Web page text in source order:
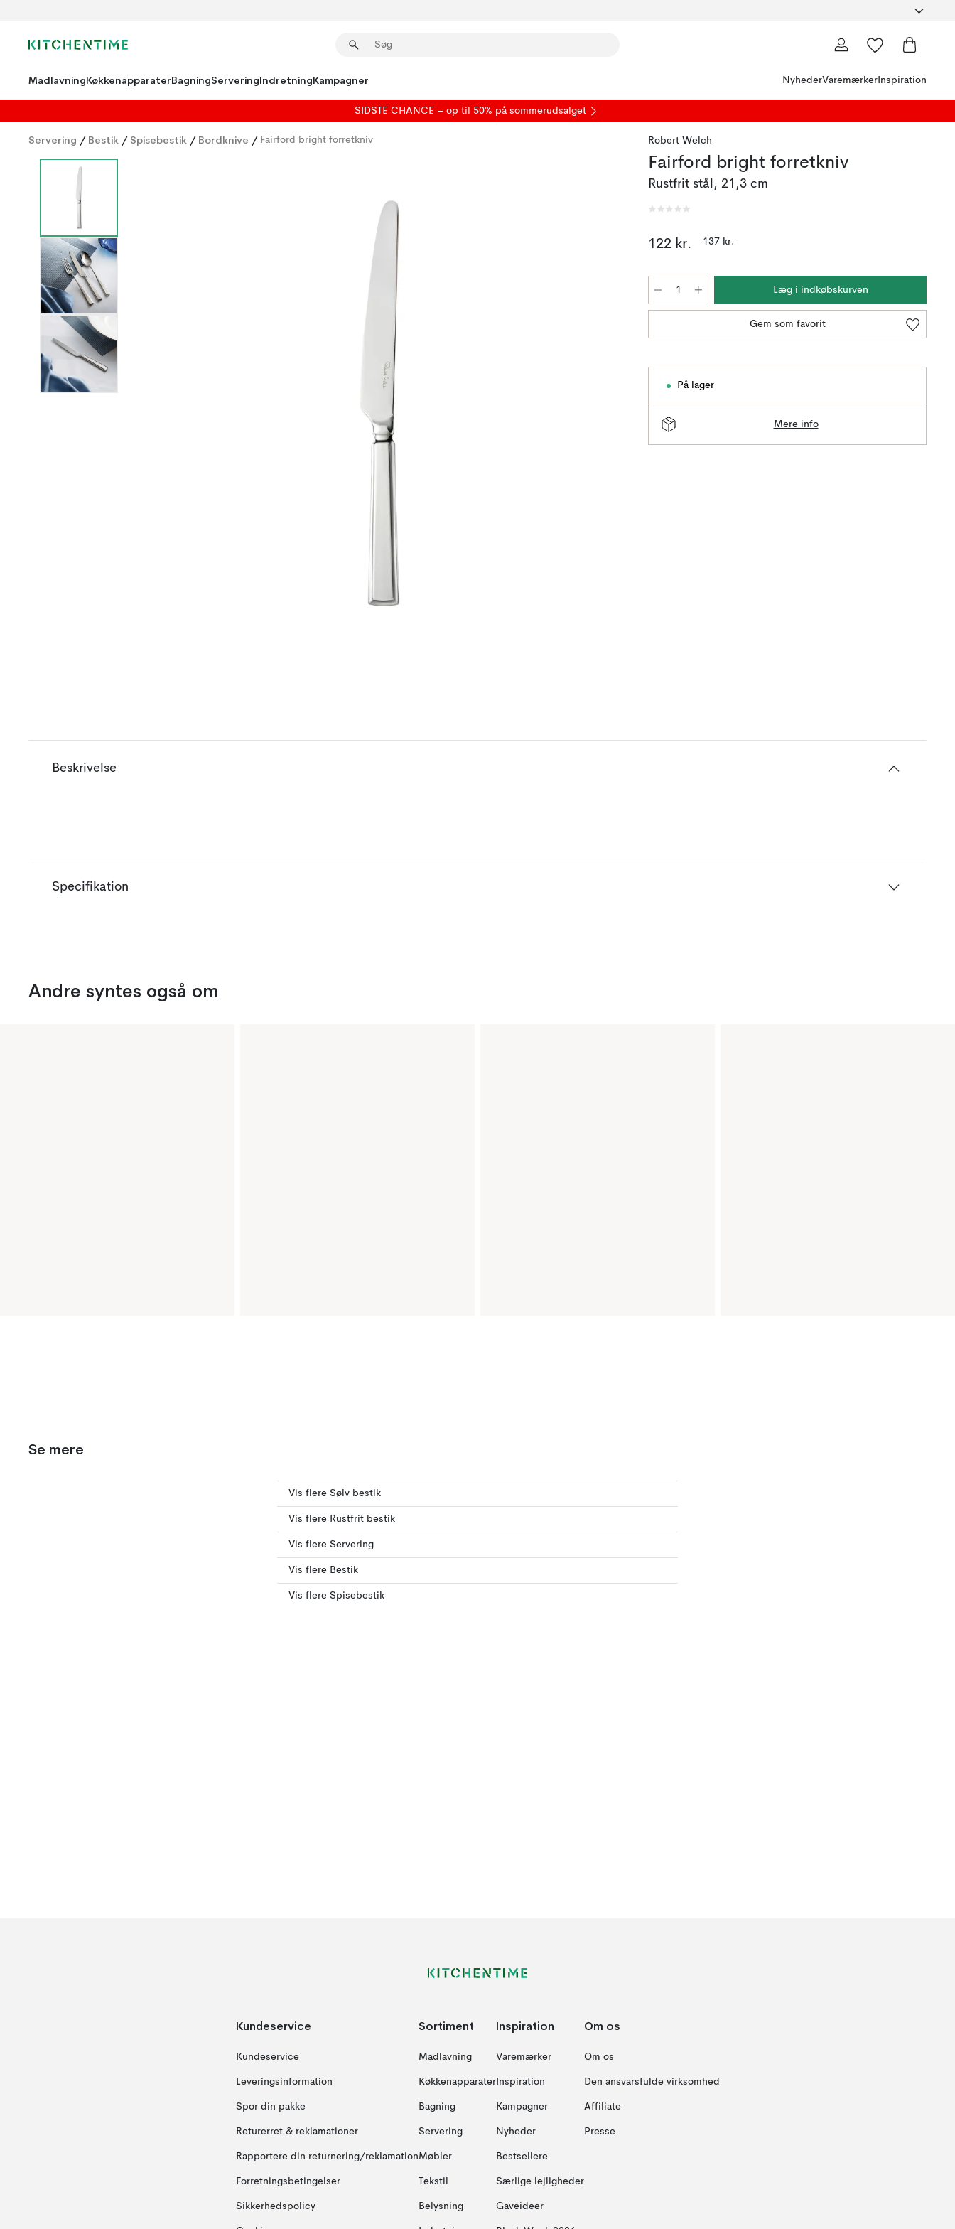
MadlavningKøkkenapparaterBagningServeringIndretningKampagner NyhederVaremærker Inspiration
SIDSTE CHANCE – op til 50% på sommerudsalget
Servering / Bestik / Spisebestik / Bordknive / Fairford bright forretkniv Robert Welch
Fairford bright forretkniv
Rustfrit stål, 21,3 cm
122 kr. 137 kr.
Læg i indkøbskurven
Gem som favorit
På lager
Mere info
Beskrivelse
Specifikation
Andre syntes også om
Se mere
Vis flere Sølv bestik
Vis flere Rustfrit bestik
Vis flere Servering
Vis flere Bestik
Vis flere Spisebestik
Kundeservice
Kundeservice
Leveringsinformation
Spor din pakke
Returerret & reklamationer
Rapportere din returnering/reklamation
Forretningsbetingelser
Sikkerhedspolicy
Sortiment
Madlavning
Køkkenapparater
Bagning
Servering
Møbler
Tekstil
Belysning
Inspiration
Varemærker
Inspiration
Kampagner
Nyheder
Bestsellere
Særlige lejligheder
Gaveideer
Om os
Om os
Den ansvarsfulde virksomhed
Affiliate
Presse